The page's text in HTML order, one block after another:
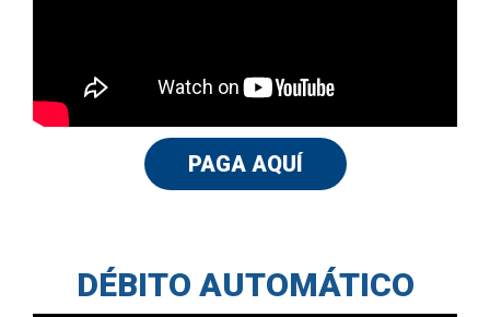
PAGA AQUÍ
DÉBITO AUTOMÁTICO